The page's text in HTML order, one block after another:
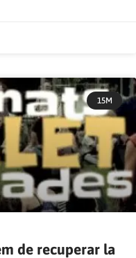
15M
de recuperar la